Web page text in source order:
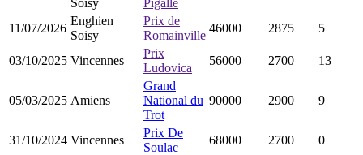
11/07/2026
Enghien
Soisy
Prix de
Romainville
46000 2875 5
03/10/2025 Vincennes
Prix
Ludovica
56000 2700 13
05/03/2025 Amiens
Grand
National du
Trot
90000 2900 9
31/10/2024 Vincennes
Prix De
Soulac
68000 2700 0